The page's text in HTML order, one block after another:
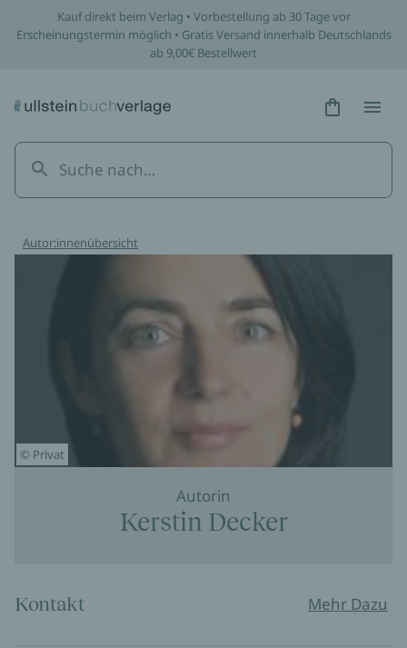
Kauf direkt beim Verlag • Vorbestellung ab 30 Tage vor
Erscheinungstermin möglich • Gratis Versand innerhalb Deutschlands
ab 9,00€ Bestellwert
Hidden
Autor:innenübersicht
© Privat
Autorin
Kerstin Decker
Kontakt Mehr Dazu